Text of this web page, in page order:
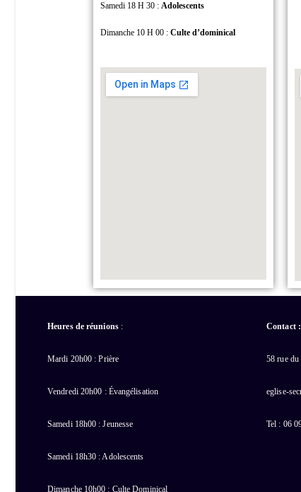
Samedi 18 H 30 : Adolescents
Dimanche 10 H 00 : Culte d’dominical
Heures de réunions:
Mardi 20h00 : Prière
Vendredi 20h00 : Évangélisation
Samedi 18h00 : Jeunesse
Samedi 18h30 : Adolescents
Dimanche 10h00 : Culte Dominical
Contact :
58 rue
eglise-
Tel : 06